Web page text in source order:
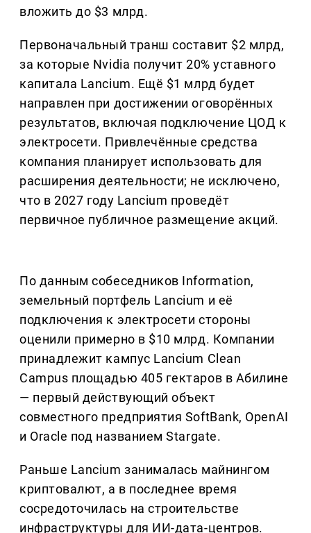
вложить до $3 млрд.
Первоначальный транш составит $2 млрд,
за которые Nvidia получит 20% уставного
капитала Lancium. Ещё $1 млрд будет
направлен при достижении оговорённых
результатов, включая подключение ЦОД к
электросети. Привлечённые средства
компания планирует использовать для
расширения деятельности; не исключено,
что в 2027 году Lancium проведёт
первичное публичное размещение акций.
По данным собеседников Information,
земельный портфель Lancium и её
подключения к электросети стороны
оценили примерно в $10 млрд. Компании
принадлежит кампус Lancium Clean
Campus площадью 405 гектаров в Абилине
— первый действующий объект
совместного предприятия SoftBank, OpenAI
и Oracle под названием Stargate.
Раньше Lancium занималась майнингом
криптовалют, а в последнее время
сосредоточилась на строительстве
инфраструктуры для ИИ-дата-центров.